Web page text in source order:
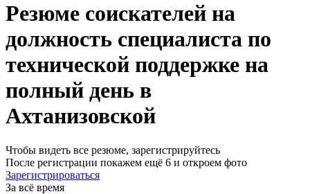
Резюме соискателей на
должность специалиста по
технической поддержке на
полный день в
Ахтанизовской
Чтобы видеть все резюме, зарегистрируйтесь
После регистрации покажем ещё 6 и откроем фото
Зарегистрироваться
За всё время